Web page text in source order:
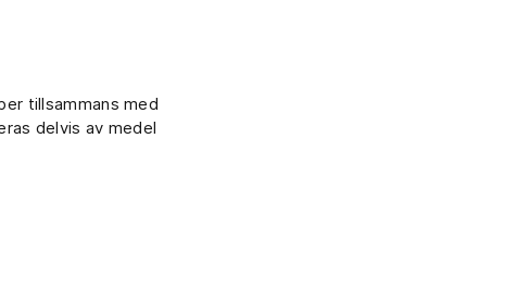
tillsammans med
delvis av medel